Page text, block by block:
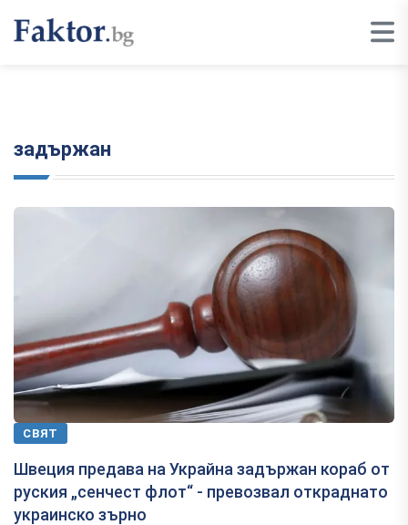
задържан
СВЯТ
Швеция предава на Украйна задържан кораб от
руския „сенчест флот“ - превозвал откраднато
украинско зърно